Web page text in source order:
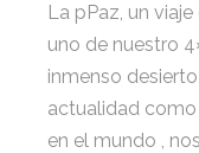
La pPaz, un
uno de nuestro
inmenso
actualidad como
en el mundo ,